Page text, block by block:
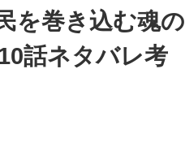
を巻き込む魂の
話ネタバレ考